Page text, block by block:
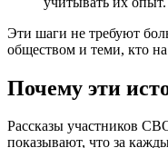
Эти шаги не требуют
обществом и теми, кто
Почему эти
Рассказы участников
показывают, что за